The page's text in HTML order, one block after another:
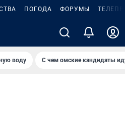
ПОГОДА ФОРУМЫ
воду С чем омские кандидаты